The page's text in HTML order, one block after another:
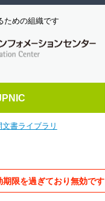
ための組織です
書ライブラリ
限を過ぎており無効です